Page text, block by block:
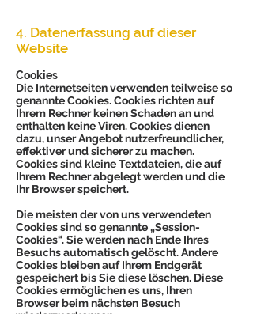
4. Datenerfassung auf dieser
Website
Cookies
Die Internetseiten verwenden teilweise so
genannte Cookies. Cookies richten auf
Ihrem Rechner keinen Schaden an und
enthalten keine Viren. Cookies dienen
dazu, unser Angebot nutzerfreundlicher,
effektiver und sicherer zu machen.
Cookies sind kleine Textdateien, die auf
Ihrem Rechner abgelegt werden und die
Ihr Browser speichert.
Die meisten der von uns verwendeten
Cookies sind so genannte „Session-
Cookies“. Sie werden nach Ende Ihres
Besuchs automatisch gelöscht. Andere
Cookies bleiben auf Ihrem Endgerät
gespeichert bis Sie diese löschen. Diese
Cookies ermöglichen es uns, Ihren
Browser beim nächsten Besuch